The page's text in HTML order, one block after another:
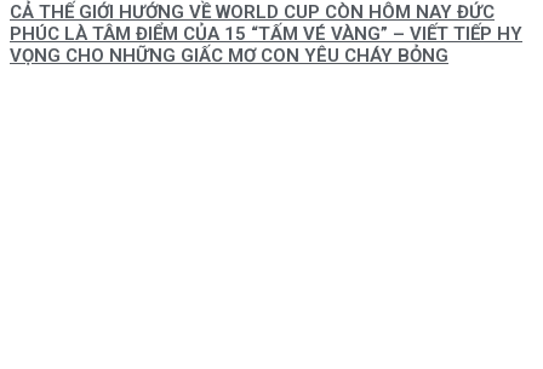
CẢ THẾ GIỚI HƯỚNG VỀ WORLD CUP CÒN HÔM NAY ĐỨC
PHÚC LÀ TÂM ĐIỂM CỦA 15 “TẤM VÉ VÀNG” – VIẾT TIẾP HY
VỌNG CHO NHỮNG GIẤC MƠ CON YÊU CHÁY BỎNG